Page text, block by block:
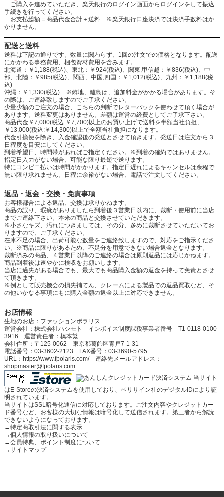
ご購入を進めていただき、楽天銀行のログイン画面からログインをして振込
手続きを行ってください。
お支払総額＝商品代金合計＋送料 ※楽天銀行口座決済では決済手数料はか
かりません。
配送と送料
送料は下記の通りです。数量に関わらず、1回の注文での価格となります。配送
にかかわる事務費用、梱包資材費用を含みます。
北海道：￥1,188(税込)、東北：￥924(税込)、関東,甲信越：￥836(税込)、中
部、北陸：￥985(税込)、関西、中国,四国：￥1,012(税込)、九州：￥1,188(税
込)
沖縄：￥1,330(税込) ※僻地、離島は、追加料金がかかる場合があります。そ
の際は、ご連絡致しますのでご了承ください。
少量少額のご注文の場合、こちらの判断でレターパックを使わせて頂く場合が
あります。送料変更はありません。差額は運営の経費としてご了承下さい。
商品代金￥7,000(税込:￥7,700)以上のお買い上げで送料を半額当社負担、
￥13,000(税込:￥14,300)以上で全額当社負担になります。
代金引換便を除き、入金確認後の発送とさせて頂きます。発送日は注文から３
日程度を目安にしてください。
到着希望日、時間帯があればご指定ください。※到着の確約ではありません。
指定日入力がない場合、可能な限り最短で送ります。
特にコンビニ払いは時間がかかります。指定日遅れによるキャンセルは余程で
無い限り承れません。日程に余裕がない場合、電話で注文してください。
返品・返金・交換・免責事項
お客様都合による返品、交換は承りかねます。
商品の誤り、瑕疵がありましたら到着後３営業日以内に、裁断・使用前に当店
までご連絡下さい。本来の商品と交換させていただきます。
※小さなキズ、汚れにつきましては、その分、多めに裁断させていただいてお
りますので、ご了承ください。
在庫不足の場合、出荷可能な数量をご連絡致しますので、対応をご指示くださ
い。※商品に限りがあるため、不足分を用意できない場合返金となります。
裁断済みの商品、４営業日以降のご連絡の場合は原則返品には応じかねます。
商品到着後は速やかに検収をお願いします。
当店に過失がある場合でも、最大でも商品購入金額の返金を持って免責とさせ
て頂きます。
※例として販売機会の損失補てん、クレームによる製品での返品買取など、そ
の他いかなる事項にもに購入金額の返金以上に対応できません。
お店情報
生地のお店：ファッションポラリス
運営会社：株式会社ハシモト インボイス制度課税事業者番号 T1-0118-0100-
3916 運営責任者：橋本繁
会社住所：〒125-0062 東京都葛飾区青戸7-1-31
電話番号：03-3602-2123 FAX番号：03-3690-5795
URL：https://www.fpolaris.com/ 連絡先メールアドレス：
shopmaster@fpolaris.com
当サイト
はE-Storeの決済システムを使用しており、ベリサイン社のデジタルIDにより証
明されています。
当サイトはSSL暗号化通信に対応しております。ご注文内容やクレジットカー
ド番号など、お客様の大切な情報は暗号化して送信されます。第三者から解読
できないようになっております。
→特定商取引法に関する表示
→個人情報の取り扱いについて
→会員特典、ポイント制度について
→サイトマップ